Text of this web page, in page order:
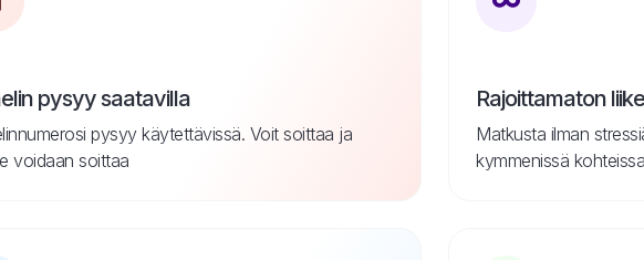
pysyy saatavilla
pysyy käytettävissä. Voit soittaa ja
voidaan soittaa
Rajoittamaton
Matkusta ilman
kymmenissä kohteissa